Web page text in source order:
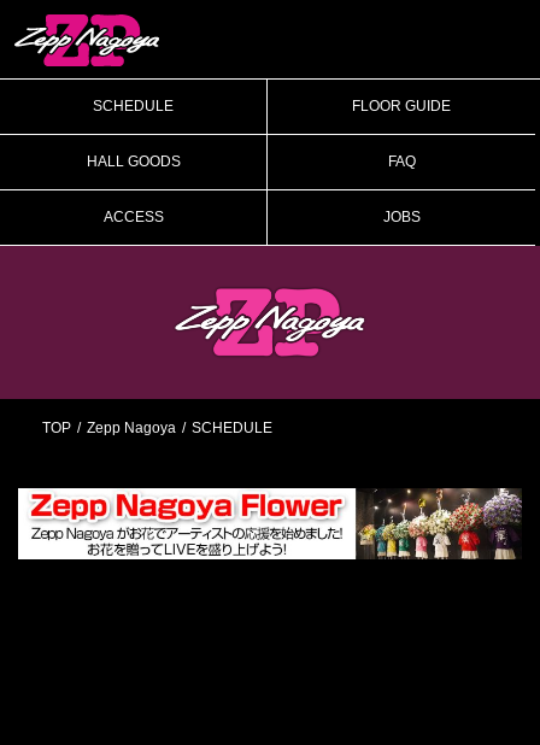
SCHEDULE FLOOR GUIDE
HALL GOODS FAQ
ACCESS JOBS
TOP Zepp Nagoya SCHEDULE